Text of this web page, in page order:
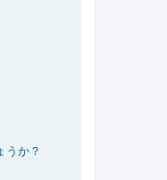
うか？